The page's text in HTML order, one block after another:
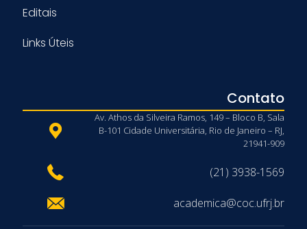
Editais
Links Úteis
Contato
Av. Athos da Silveira Ramos, 149 – Bloco B, Sala
B-101 Cidade Universitária, Rio de Janeiro – RJ,
21941-909
(21) 3938-1569
academica@coc.ufrj.br